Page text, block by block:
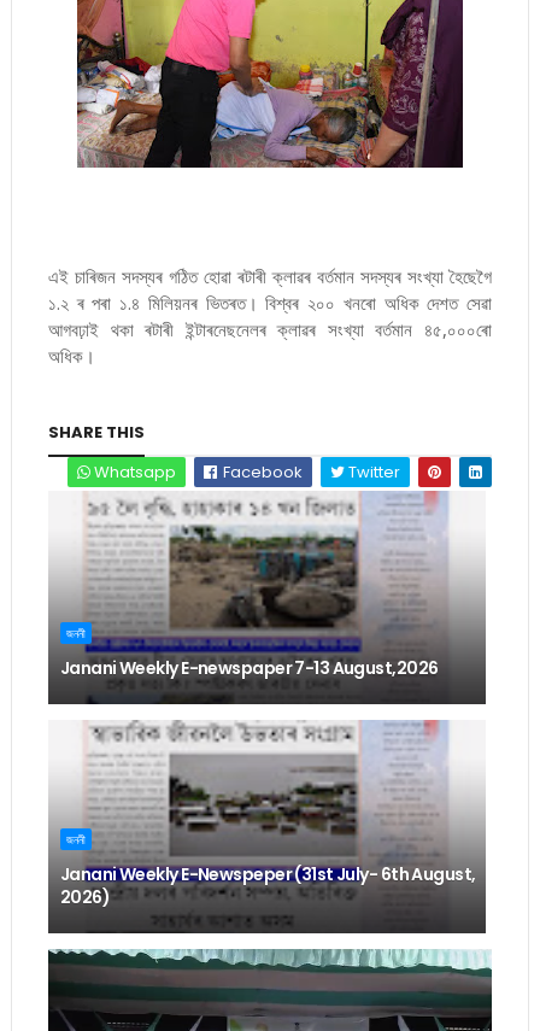
এই চাৰিজন সদস্যৰ গঠিত হোৱা ৰটাৰী ক্লাৱৰ বৰ্তমান সদস্যৰ সংখ্যা হৈছেগৈ
১.২ ৰ পৰা ১.৪ মিলিয়নৰ ভিতৰত। বিশ্বৰ ২০০ খনৰো অধিক দেশত সেৱা
আগবঢ়াই থকা ৰটাৰী ইন্টাৰনেছনেলৰ ক্লাৱৰ সংখ্যা বৰ্তমান ৪৫,০০০ৰো
অধিক।
SHARE THIS
Whatsapp
Facebook Twitter
জননী
Janani Weekly E-newspaper 7-13 August,2026
জননী
Janani Weekly E-Newspeper (31st July- 6th August,
2026)